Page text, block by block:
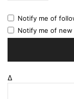
Notify me of
Notify me of new
Δ